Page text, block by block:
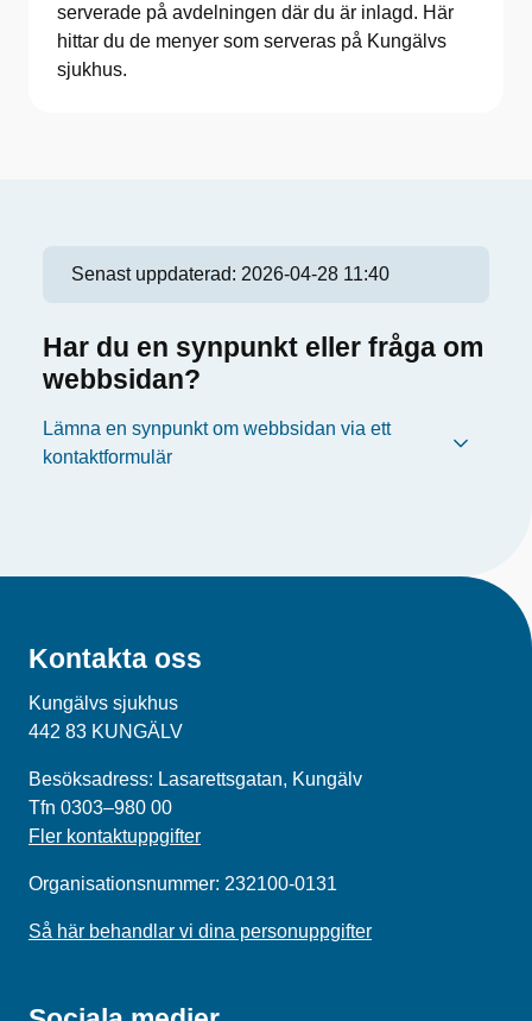
serverade på avdelningen där du är inlagd. Här
hittar du de menyer som serveras på Kungälvs
sjukhus.
Senast uppdaterad: 2026-04-28 11:40
Har du en synpunkt eller fråga om
webbsidan?
Lämna en synpunkt om webbsidan via ett
kontaktformulär
Kontakta oss
Kungälvs sjukhus
442 83 KUNGÄLV
Besöksadress: Lasarettsgatan, Kungälv
Tfn 0303–980 00
Fler kontaktuppgifter
Organisationsnummer: 232100-0131
Så här behandlar vi dina personuppgifter